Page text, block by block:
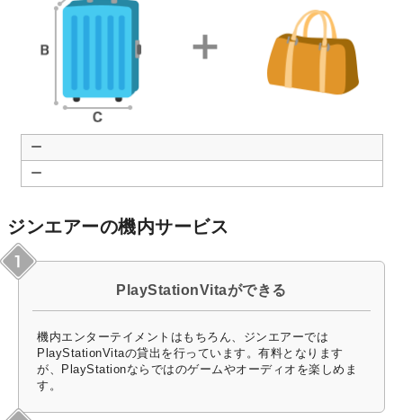
ー
ー
ジンエアーの機内サービス
PlayStationVitaができる
機内エンターテイメントはもちろん、ジンエアーでは
PlayStationVitaの貸出を行っています。有料となります
が、PlayStationならではのゲームやオーディオを楽しめま
す。